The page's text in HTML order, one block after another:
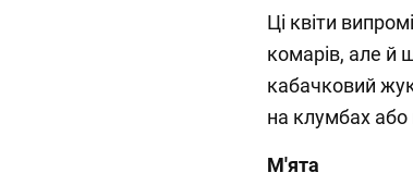
Ці квіти
комарів, але й
кабачковий
на клумбах
М'ята